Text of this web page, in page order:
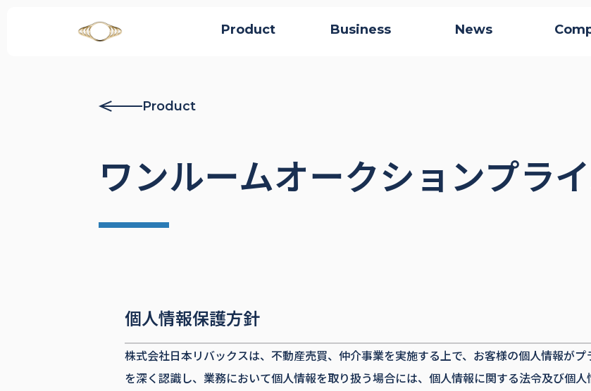
Product Business News
Product
ワンルームオークションプラ
個人情報保護方針
株式会社日本リバックスは、不動産売買、仲介事業を実施する上で、お客様の個人情報が
を深く認識し、業務において個人情報を取り扱う場合には、個人情報に関する法令及び個